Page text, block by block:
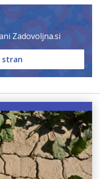
Zadovoljna.si
stran